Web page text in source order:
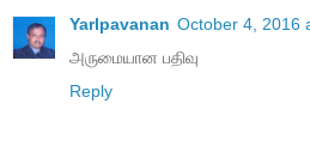
Yarlpavanan October 4, 2016
அருமையான பதிவு
Reply